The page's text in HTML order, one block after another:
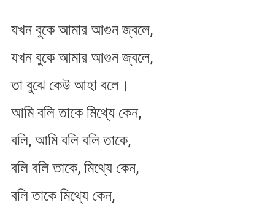
যখন বুকে আমার আগুন জ্বলে,
যখন বুকে আমার আগুন জ্বলে,
তা বুঝে কেউ আহা বলে।
আমি বলি তাকে মিথ্যে কেন,
বলি, আমি বলি বলি তাকে,
বলি বলি তাকে, মিথ্যে কেন,
বলি তাকে মিথ্যে কেন,